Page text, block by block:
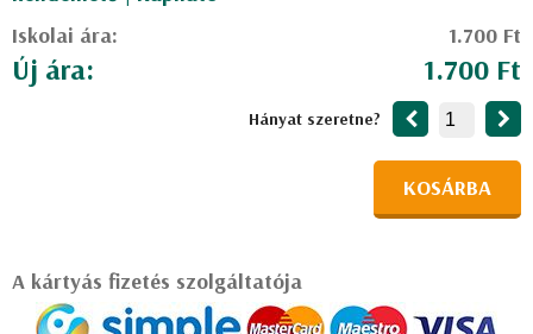
Iskolai ára:
1.700 Ft
Új ára: 1.700 Ft
Hányat szeretne?
KOSÁRBA
A kártyás fizetés szolgáltatója